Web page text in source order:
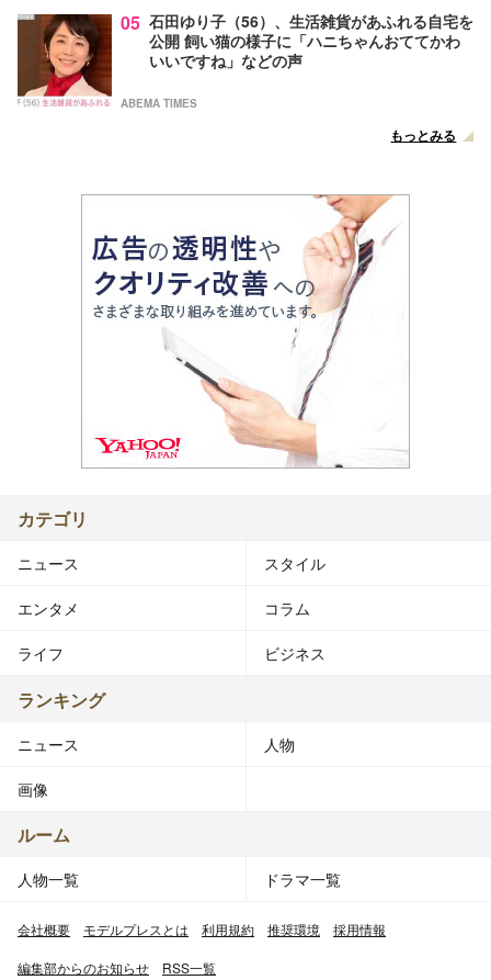
05 石田ゆり子（56）、生活雑貨があふれる自宅を
公開 飼い猫の様子に「ハニちゃんおててかわ
いいですね」などの声
ABEMA TIMES
もっとみる
カテゴリ
ニュース スタイル
エンタメ コラム
ライフ ビジネス
ランキング
ニュース 人物
画像
ルーム
人物一覧 ドラマ一覧
会社概要 モデルプレスとは 利用規約 推奨環境 採用情報
編集部からのお知らせ RSS一覧